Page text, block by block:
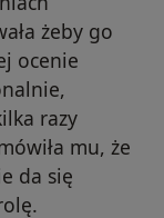
żeby go
ocenie
razy
mu, że
da się